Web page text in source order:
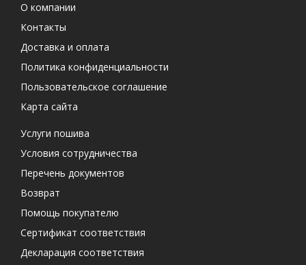
О компании
Контакты
Доставка и оплата
Политика конфиденциальности
Пользовательское соглашение
Карта сайта
Услуги пошива
Условия сотрудничества
Перечень документов
Возврат
Помощь покупателю
Сертификат соответствия
Декларация соответствия